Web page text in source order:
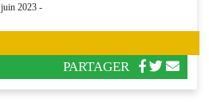
2023 -
PARTAGER